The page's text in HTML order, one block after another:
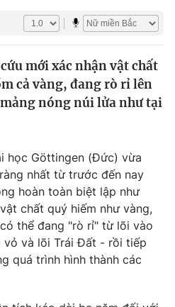
mới xác nhận vật chất
cả vàng, đang rò rỉ lên
nóng núi lửa như tại
học Göttingen (Đức) vừa
nhất từ trước đến nay
hoàn toàn biệt lập như
chất quý hiếm như vàng,
thể đang "rò rỉ" từ lõi vào
vỏ và lõi Trái Đất - rồi tiếp
quá trình hình thành các